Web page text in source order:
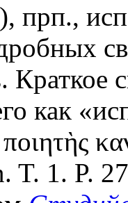
прп.,
Краткое
как
T. 1. P.